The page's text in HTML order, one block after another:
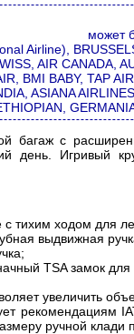
может
Airline),
AIR CANADA,
BMI BABY, TAP
ASIANA
багаж с
день. Игривый
тихим ходом для
выдвижная
TSA замок
увеличить
ручной клади